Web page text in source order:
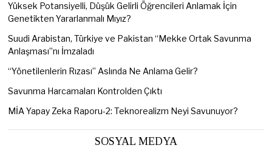
Yüksek Potansiyelli, Düşük Gelirli Öğrencileri Anlamak İçin
Genetikten Yararlanmalı Mıyız?
Suudi Arabistan, Türkiye ve Pakistan “Mekke Ortak Savunma
Anlaşması”nı İmzaladı
“Yönetilenlerin Rızası” Aslında Ne Anlama Gelir?
Savunma Harcamaları Kontrolden Çıktı
MİA Yapay Zeka Raporu-2: Teknorealizm Neyi Savunuyor?
SOSYAL MEDYA